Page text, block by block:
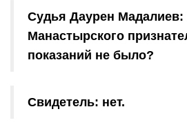
Судья Даурен Мадалиев:
Манастырского
показаний не было?
Свидетель: нет.